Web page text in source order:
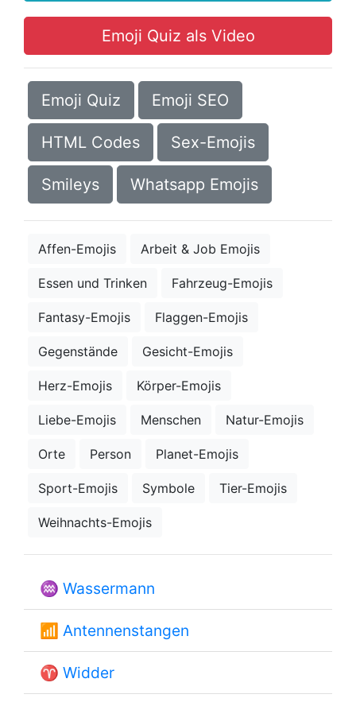
Emoji Quiz als Video
Emoji Quiz Emoji SEO
HTML Codes Sex-Emojis
Smileys Whatsapp Emojis
Affen-Emojis Arbeit & Job Emojis
Essen und Trinken Fahrzeug-Emojis
Fantasy-Emojis Flaggen-Emojis
Gegenstände Gesicht-Emojis
Herz-Emojis Körper-Emojis
Liebe-Emojis Menschen Natur-Emojis
Orte Person Planet-Emojis
Sport-Emojis Symbole Tier-Emojis
Weihnachts-Emojis
♒ Wassermann
📶 Antennenstangen
♈ Widder